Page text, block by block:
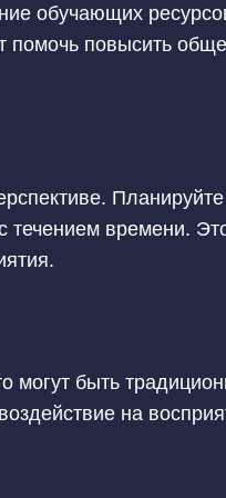
обучающих
помочь повысить
Планируйте
течением времени.
могут быть
на